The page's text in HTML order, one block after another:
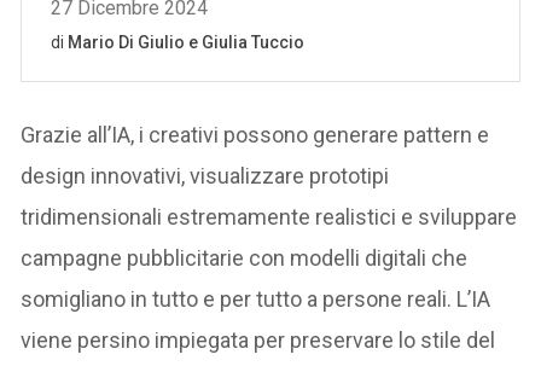
Grazie all’IA, i creativi possono generare pattern e
design innovativi, visualizzare prototipi
tridimensionali estremamente realistici e sviluppare
campagne pubblicitarie con modelli digitali che
somigliano in tutto e per tutto a persone reali. L’IA
viene persino impiegata per preservare lo stile del